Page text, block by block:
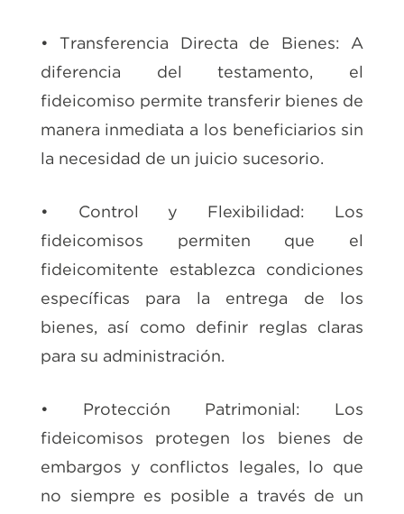
• Transferencia Directa de Bienes: A
diferencia del testamento, el
fideicomiso permite transferir bienes de
manera inmediata a los beneficiarios sin
la necesidad de un juicio sucesorio.
• Control y Flexibilidad: Los
fideicomisos permiten que el
fideicomitente establezca condiciones
específicas para la entrega de los
bienes, así como definir reglas claras
para su administración.
• Protección Patrimonial: Los
fideicomisos protegen los bienes de
embargos y conflictos legales, lo que
no siempre es posible a través de un